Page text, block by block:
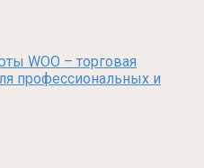
WOO – торговая
профессиональных и